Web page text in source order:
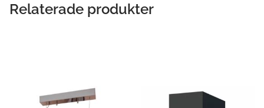
Relaterade produkter